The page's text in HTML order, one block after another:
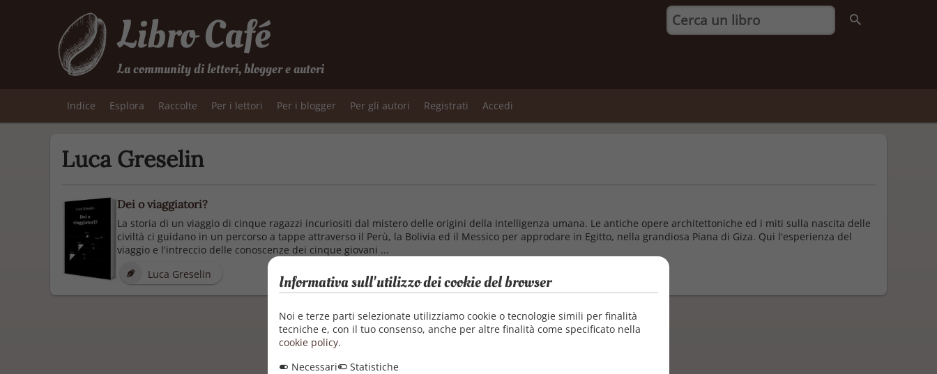
Libro Café
La community di lettori, blogger e autori
Indice Esplora Raccolte Per i lettori Per i blogger Per gli autori Registrati Accedi
Luca Greselin
Dei o viaggiatori?
La storia di un viaggio di cinque ragazzi incuriositi dal mistero delle origini della intelligenza umana. Le antiche opere architettoniche ed i miti sulla nascita delle
civiltà ci guidano in un percorso a tappe attraverso il Perù, la Bolivia ed il Messico per approdare in Egitto, nella grandiosa Piana di Giza. Qui l'esperienza del
viaggio e l'intreccio delle conoscenze dei cinque giovani ...
Luca Greselin
Informativa sull'utilizzo dei cookie del browser
Noi e terze parti selezionate utilizziamo cookie o tecnologie simili per finalità
tecniche e, con il tuo consenso, anche per altre finalità come specificato nella
cookie policy.
Necessari
Statistiche